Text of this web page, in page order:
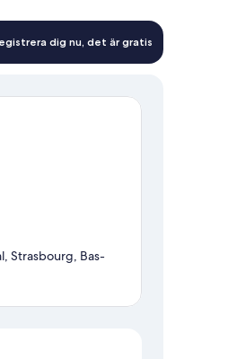
dig nu, det är gratis
Strasbourg, Bas-